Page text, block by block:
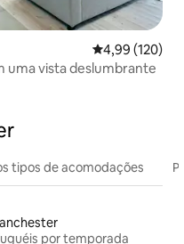
4,99 de uma
4,99 (120)
uma vista deslumbrante
tipos de acomodações
por temporada